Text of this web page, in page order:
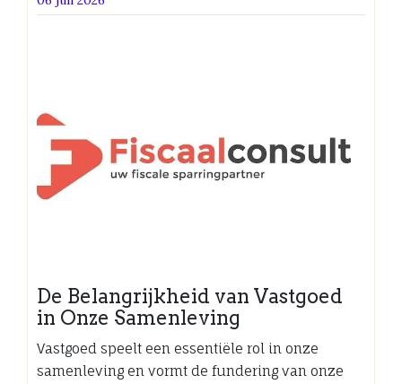
De Belangrijkheid van Vastgoed
in Onze Samenleving
Vastgoed speelt een essentiële rol in onze
samenleving en vormt de fundering van onze